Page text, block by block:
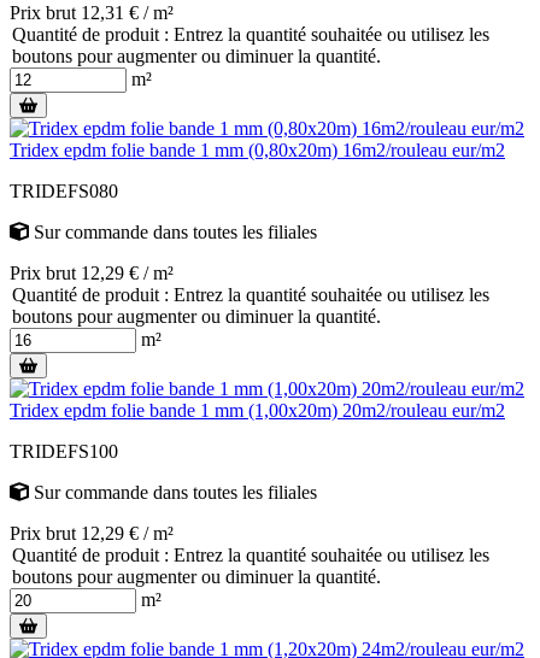
Prix brut 12,31 € / m²
Quantité de produit : Entrez la quantité souhaitée ou utilisez les
boutons pour augmenter ou diminuer la quantité.
m²
Tridex epdm folie bande 1 mm (0,80x20m) 16m2/rouleau eur/m2
TRIDEFS080
Sur commande dans toutes les filiales
Prix brut 12,29 € / m²
Quantité de produit : Entrez la quantité souhaitée ou utilisez les
boutons pour augmenter ou diminuer la quantité.
m²
Tridex epdm folie bande 1 mm (1,00x20m) 20m2/rouleau eur/m2
TRIDEFS100
Sur commande dans toutes les filiales
Prix brut 12,29 € / m²
Quantité de produit : Entrez la quantité souhaitée ou utilisez les
boutons pour augmenter ou diminuer la quantité.
m²